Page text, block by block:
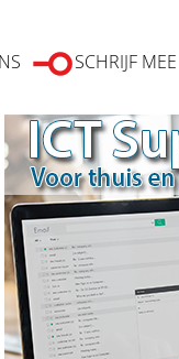
SCHRIJF MEE